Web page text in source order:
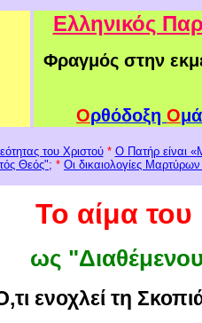
Ελληνικός
Φραγμός στην
Ορθόδοξη Ο
του Χριστού * Ο Πατήρ είναι
Θεός"; * Οι δικαιολογίες
Το αίμα
ως
ενοχλεί τη